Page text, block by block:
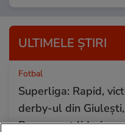
ULTIMELE ȘTIRI
Fotbal
Superliga: Rapid,
derby-ul din
Pancu sunt lideri